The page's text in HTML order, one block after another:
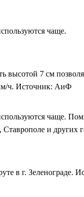
чаще.
высотой 7 см
ч. Источник: АиФ
чаще.
и других
в г. Зеленограде.